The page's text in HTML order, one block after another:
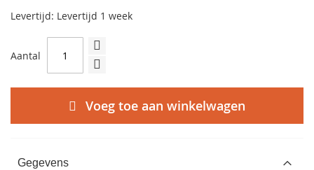
Levertijd: Levertijd 1 week
Aantal
Voeg toe aan winkelwagen
Gegevens